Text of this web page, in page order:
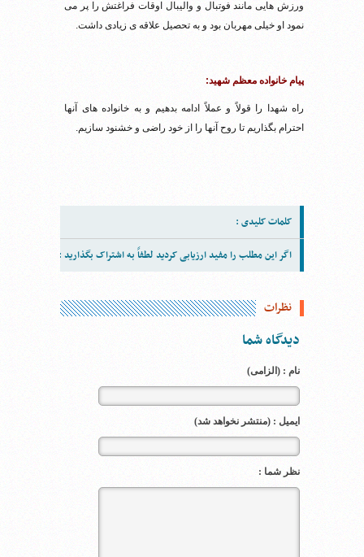
ورزش هایی مانند فوتبال و والیبال اوقات فراغتش را پر می
نمود او خیلی مهربان بود و به تحصیل علاقه ی زیادی داشت.
پیام خانواده معظم شهید:
راه شهدا را قولاً و عملاً ادامه بدهیم و به خانواده های آنها
احترام بگذاریم تا روح آنها را از خود راضی و خشنود سازیم.
کلمات کلیدی :
اگر این مطلب را مفید ارزیابی کردید لطفاً به اشتراک بگذارید :
نظرات
دیدگاه شما
نام : (الزامی)
ایمیل : (منتشر نخواهد شد)
نظر شما :